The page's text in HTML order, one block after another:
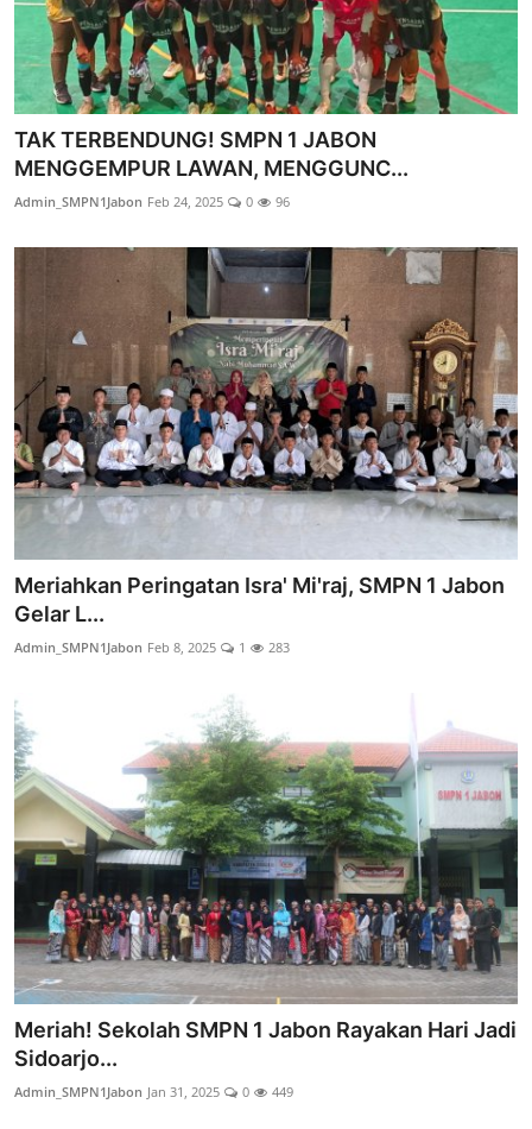
TAK TERBENDUNG! SMPN 1 JABON
MENGGEMPUR LAWAN, MENGGUNC...
Admin_SMPN1Jabon Feb 24, 2025 0 96
Meriahkan Peringatan Isra' Mi'raj, SMPN 1 Jabon
Gelar L...
Admin_SMPN1Jabon Feb 8, 2025 1 283
Meriah! Sekolah SMPN 1 Jabon Rayakan Hari Jadi
Sidoarjo...
Admin_SMPN1Jabon Jan 31, 2025 0 449